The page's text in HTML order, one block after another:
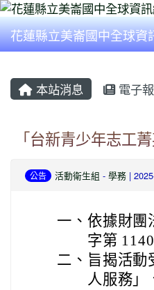
花蓮縣立美崙國中全球資
本站消息 電子
「台新青少年志工菁
公告 活動衛生組 - 學務 |
一、 依據財團
字第
二、 旨揭活動
人服務」